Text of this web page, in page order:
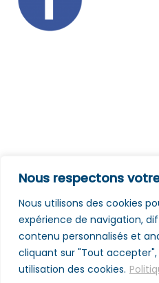
Nous respectons
Nous utilisons des cookies
expérience de navigation,
contenu personnalisés et
cliquant sur "Tout
utilisation des cookies.